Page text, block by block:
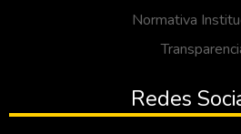
Normativa
Redes